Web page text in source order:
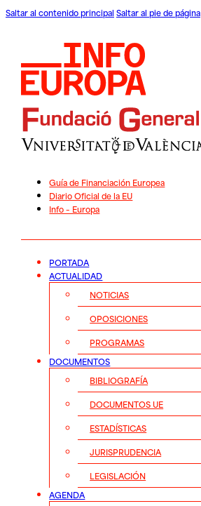
Saltar al contenido principal Saltar al pie de página
Guía de Financiación Europea
Diario Oficial de la EU
Info – Europa
PORTADA
ACTUALIDAD
NOTICIAS
OPOSICIONES
PROGRAMAS
DOCUMENTOS
BIBLIOGRAFÍA
DOCUMENTOS UE
ESTADÍSTICAS
JURISPRUDENCIA
LEGISLACIÓN
AGENDA